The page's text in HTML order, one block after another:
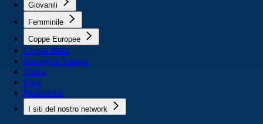
Giovanili
Femminile
Coppe Europee
Coppa Italia
Rassegna Stampa
Video
Foto
Redazione
I siti del nostro network